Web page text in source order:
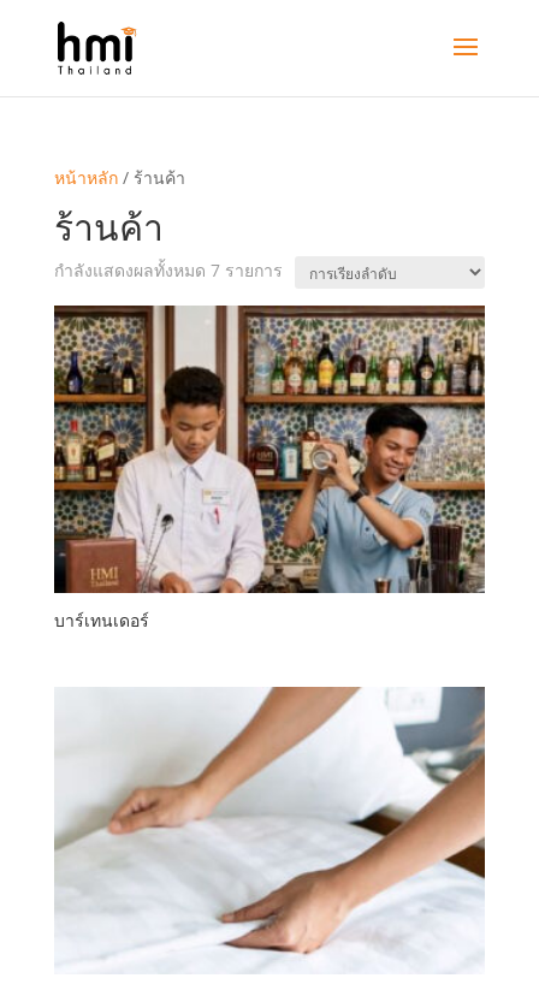
หน้าหลัก/ ร้านค้า
ร้านค้า
กำลังแสดงผลทั้งหมด 7 รายการ
บาร์เทนเดอร์